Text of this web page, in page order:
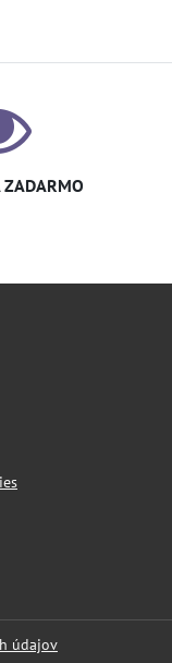
údajov